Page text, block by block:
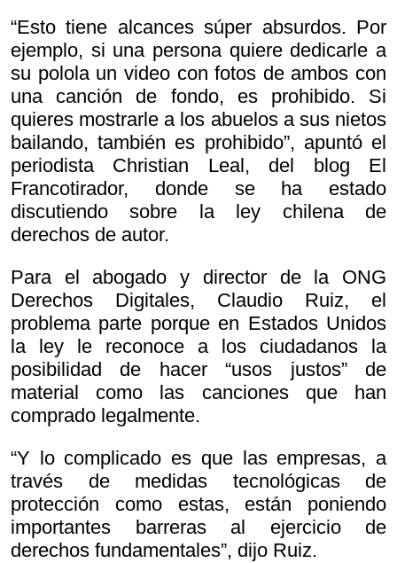
“Esto tiene alcances súper absurdos. Por
ejemplo, si una persona quiere dedicarle a
su polola un video con fotos de ambos con
una canción de fondo, es prohibido. Si
quieres mostrarle a los abuelos a sus nietos
bailando, también es prohibido”, apuntó el
periodista Christian Leal, del blog El
Francotirador, donde se ha estado
discutiendo sobre la ley chilena de
derechos de autor.
Para el abogado y director de la ONG
Derechos Digitales, Claudio Ruiz, el
problema parte porque en Estados Unidos
la ley le reconoce a los ciudadanos la
posibilidad de hacer “usos justos” de
material como las canciones que han
comprado legalmente.
“Y lo complicado es que las empresas, a
través de medidas tecnológicas de
protección como estas, están poniendo
importantes barreras al ejercicio de
derechos fundamentales”, dijo Ruiz.